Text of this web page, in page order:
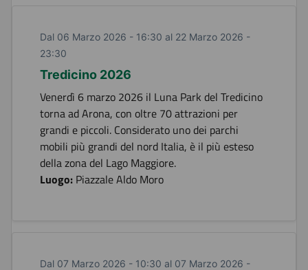
Dal 06 Marzo 2026 - 16:30 al 22 Marzo 2026 -
23:30
Tredicino 2026
Venerdì 6 marzo 2026 il Luna Park del Tredicino
torna ad Arona, con oltre 70 attrazioni per
grandi e piccoli. Considerato uno dei parchi
mobili più grandi del nord Italia, è il più esteso
della zona del Lago Maggiore.
Luogo: Piazzale Aldo Moro
Dal 07 Marzo 2026 - 10:30 al 07 Marzo 2026 -